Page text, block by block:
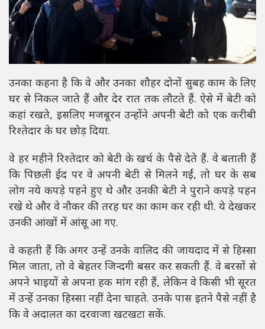
उनका कहना है कि वे और उनका शौहर दोनों सुबह काम के लिए
घर से निकल जाते हैं और देर रात तक लौटते हैं. ऐसे में बेटी को
कहां रखते, इसलिए मजबूरन उन्होंने अपनी बेटी को एक करीबी
रिश्तेदार के घर छोड़ दिया.
वे हर महीने रिश्तेदार को बेटी के खर्च के पैसे देते हैं. वे बताती हैं
कि पिछली ईद पर वे अपनी बेटी से मिलने गईं, तो घर के सब
लोग नये कपड़े पहने हुए थे और उनकी बेटी ने पुराने कपड़े पहन
रखे थे और वे नौकर की तरह घर का काम कर रही थी. ये देखकर
उनकी आंखों में आंसू आ गए.
वे कहती हैं कि अगर उन्हें उनके वालिद की जायदाद में से हिस्सा
मिल जाता, तो वे बेहतर जिन्दगी बसर कर सकती हैं. वे बरसों से
अपने भाइयों से अपना हक मांग रही हैं, लेकिन वे किसी भी सूरत
में उन्हें उनका हिस्सा नहीं देना चाहते. उनके पास इतने पैसे नहीं है
कि वे अदालत का दरवाजा खटखटा सकें.